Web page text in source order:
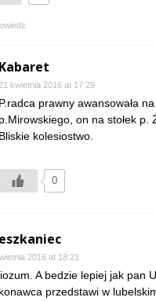
Kabaret
21 kwietnia 2016 at 17:29
P.radca prawny awansowała na
p.Mirowskiego, on na stołek p.
Bliskie kolesiostwo.
0
2016 at 18:21
A bedzie lepiej jak pan
przedstawi w